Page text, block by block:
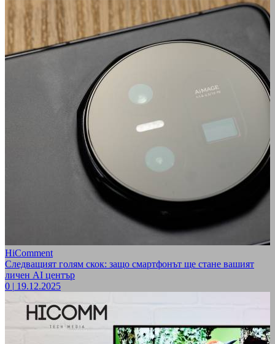
HiComment
Следващият голям скок: защо смартфонът ще стане вашият
личен AI център
0 | 19.12.2025